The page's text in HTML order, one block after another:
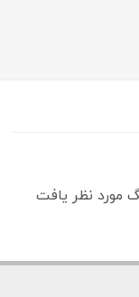
مورد نظر یافت